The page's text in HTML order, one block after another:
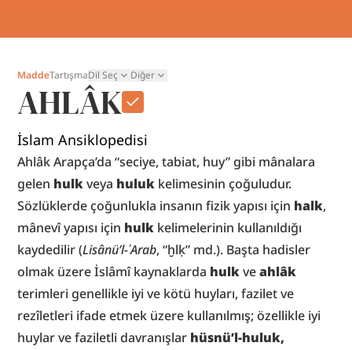
MaddeTartışmaDil Seç Diğer
AHLÂK
İslam Ansiklopedisi
Ahlâk Arapça’da “seciye, tabiat, huy” gibi mânalara
gelen hulk veya huluk kelimesinin çoğuludur.
Sözlüklerde çoğunlukla insanın fizik yapısı için halk,
mânevî yapısı için hulk kelimelerinin kullanıldığı
kaydedilir (Lisânü’l-ʿArab, “ḫlḳ” md.). Başta hadisler
olmak üzere İslâmî kaynaklarda hulk ve ahlâk
terimleri genellikle iyi ve kötü huyları, fazilet ve
rezîletleri ifade etmek üzere kullanılmış; özellikle iyi
huylar ve faziletli davranışlar hüsnü’l-huluk,